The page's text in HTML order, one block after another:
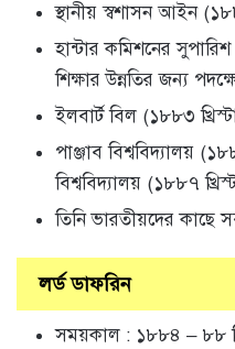
স্থানীয় স্বশাসন আইন
হান্টার কমিশনের
শিক্ষার উন্নতির জন্য
ইলবার্ট বিল (১৮৮৩
পাঞ্জাব বিশ্ববিদ্যালয়
বিশ্ববিদ্যালয় (১৮৮৭
তিনি ভারতীয়দের কাছে
লর্ড ডাফরিন
সময়কাল : ১৮৮৪ – ৮৮